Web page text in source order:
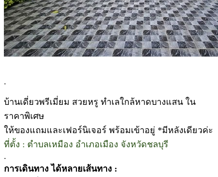
.
บ้านเดี่ยวพรีเมี่ยม สวยหรู ทำเลใกล้หาดบางแสน ใน
ราคาพิเศษ
ให้ของแถมและเฟอร์นิเจอร์ พร้อมเข้าอยู่ *มีหลังเดียวค่ะ
ที่ตั้ง : ตำบลเหมือง อำเภอเมือง จังหวัดชลบุรี
.
การเดินทาง ได้หลายเส้นทาง :